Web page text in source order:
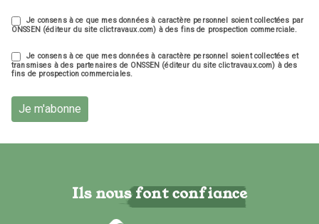
Je consens à ce que mes données à caractère personnel soient collectées par
ONSSEN (éditeur du site clictravaux.com) à des fins de prospection commerciale.
Je consens à ce que mes données à caractère personnel soient collectées et
transmises à des partenaires de ONSSEN (éditeur du site clictravaux.com) à des
fins de prospection commerciales.
Je m'abonne
Ils nous font confiance